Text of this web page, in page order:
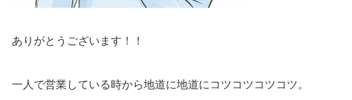
ありがとうございます！！
一人で営業している時から地道に地道にコツコツコツコツ。